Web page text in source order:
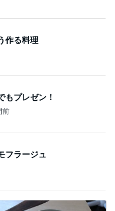
作る料理
もプレゼン！
前
フラージュ